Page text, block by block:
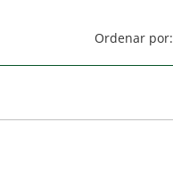
Ordenar por: